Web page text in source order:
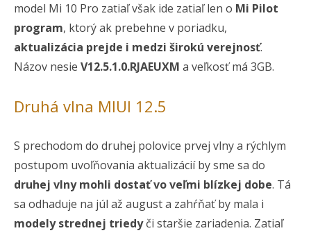
model Mi 10 Pro zatiaľ však ide zatiaľ len o Mi Pilot
program, ktorý ak prebehne v poriadku,
aktualizácia prejde i medzi širokú verejnosť.
Názov nesie V12.5.1.0.RJAEUXM a veľkosť má 3GB.
Druhá vlna MIUI 12.5
S prechodom do druhej polovice prvej vlny a rýchlym
postupom uvoľňovania aktualizácií by sme sa do
druhej vlny mohli dostať vo veľmi blízkej dobe. Tá
sa odhaduje na júl až august a zahŕňať by mala i
modely strednej triedyči staršie zariadenia. Zatiaľ